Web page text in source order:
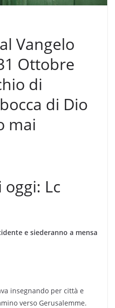
Vangelo
Ottobre
di
di Dio
mai
Lc
e siederanno a mensa
insegnando per città e
verso Gerusalemme.